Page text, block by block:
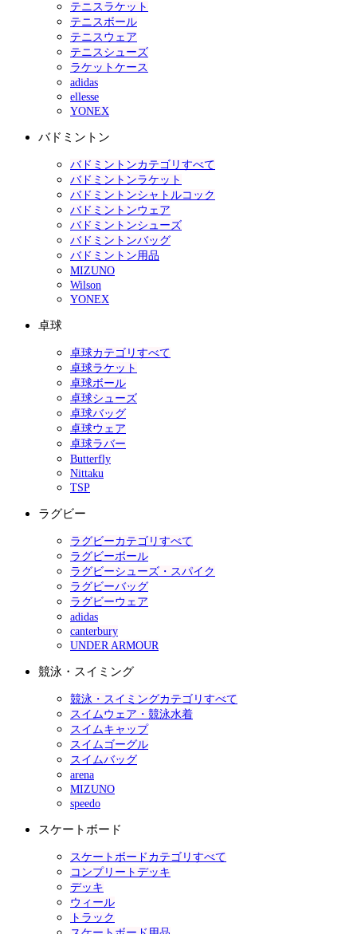
テニスラケット
テニスボール
テニスウェア
テニスシューズ
ラケットケース
adidas
ellesse
YONEX
バドミントン
バドミントンカテゴリすべて
バドミントンラケット
バドミントンシャトルコック
バドミントンウェア
バドミントンシューズ
バドミントンバッグ
バドミントン用品
MIZUNO
Wilson
YONEX
卓球
卓球カテゴリすべて
卓球ラケット
卓球ボール
卓球シューズ
卓球バッグ
卓球ウェア
卓球ラバー
Butterfly
Nittaku
TSP
ラグビー
ラグビーカテゴリすべて
ラグビーボール
ラグビーシューズ・スパイク
ラグビーバッグ
ラグビーウェア
adidas
canterbury
UNDER ARMOUR
競泳・スイミング
競泳・スイミングカテゴリすべて
スイムウェア・競泳水着
スイムキャップ
スイムゴーグル
スイムバッグ
arena
MIZUNO
speedo
スケートボード
スケートボードカテゴリすべて
コンプリートデッキ
デッキ
ウィール
トラック